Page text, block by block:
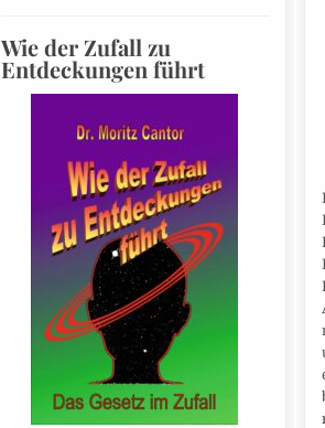
Wie der Zufall zu
Entdeckungen führt